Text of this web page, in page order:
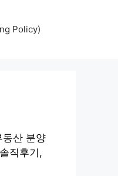
Policy)
동산 분양
직후기,